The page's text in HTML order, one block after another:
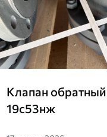
Клапан
19с53нж